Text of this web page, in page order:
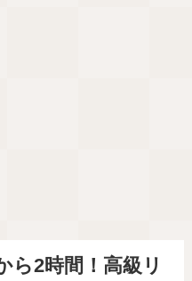
ら2時間！高級リ